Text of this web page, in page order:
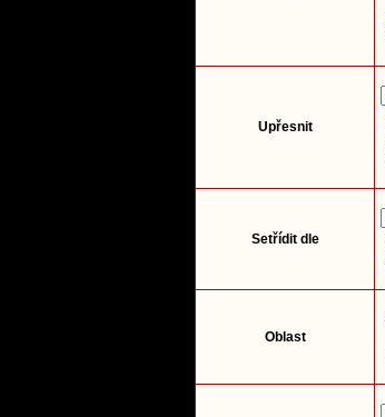
Upřesnit
Setřídit dle
Oblast